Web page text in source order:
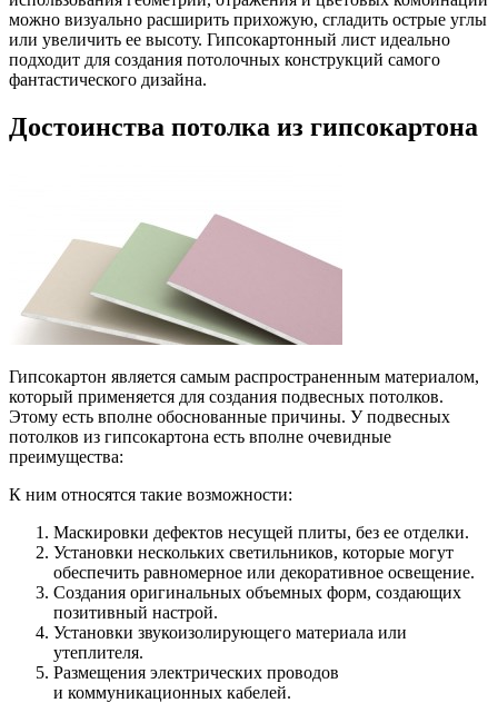
можно визуально расширить прихожую, сгладить острые углы
или увеличить ее высоту. Гипсокартонный лист идеально
подходит для создания потолочных конструкций самого
фантастического дизайна.
Достоинства потолка из гипсокартона
Гипсокартон является самым распространенным материалом,
который применяется для создания подвесных потолков.
Этому есть вполне обоснованные причины. У подвесных
потолков из гипсокартона есть вполне очевидные
преимущества:
К ним относятся такие возможности:
Маскировки дефектов несущей плиты, без ее отделки.
Установки нескольких светильников, которые могут
обеспечить равномерное или декоративное освещение.
Создания оригинальных объемных форм, создающих
позитивный настрой.
Установки звукоизолирующего материала или
утеплителя.
Размещения электрических проводов
и коммуникационных кабелей.